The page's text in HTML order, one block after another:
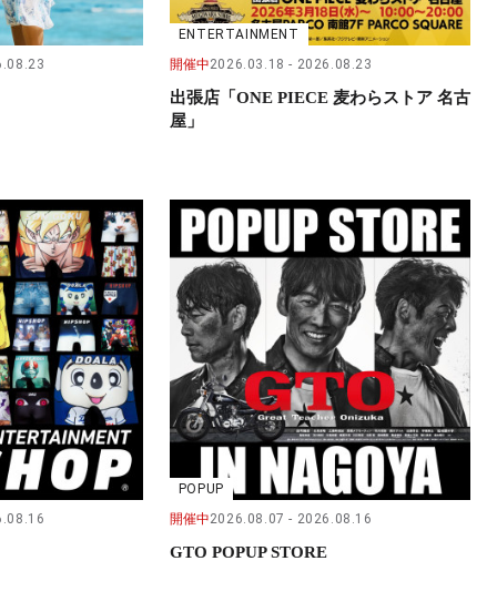
ENTERTAINMENT
開催中2026.03.18 2026.08.23
出張店「ONE PIECE 麦わらストア 名古
屋」
POPUP
開催中2026.08.07 2026.08.16
GTO POPUP STORE